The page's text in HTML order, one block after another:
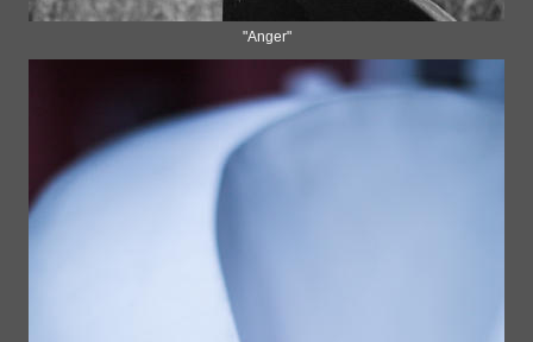
"Anger"